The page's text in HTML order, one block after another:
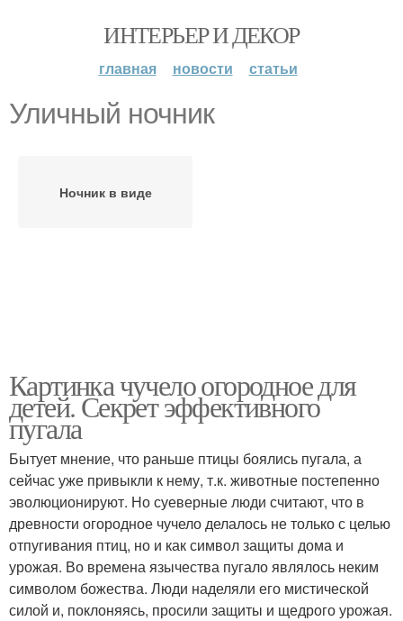
ИНТЕРЬЕР И ДЕКОР
главная новости статьи
Уличный ночник
Ночник в виде
Картинка чучело огородное для
детей. Секрет эффективного
пугала
Бытует мнение, что раньше птицы боялись пугала, а
сейчас уже привыкли к нему, т.к. животные постепенно
эволюционируют. Но суеверные люди считают, что в
древности огородное чучело делалось не только с целью
отпугивания птиц, но и как символ защиты дома и
урожая. Во времена язычества пугало являлось неким
символом божества. Люди наделяли его мистической
силой и, поклоняясь, просили защиты и щедрого урожая.